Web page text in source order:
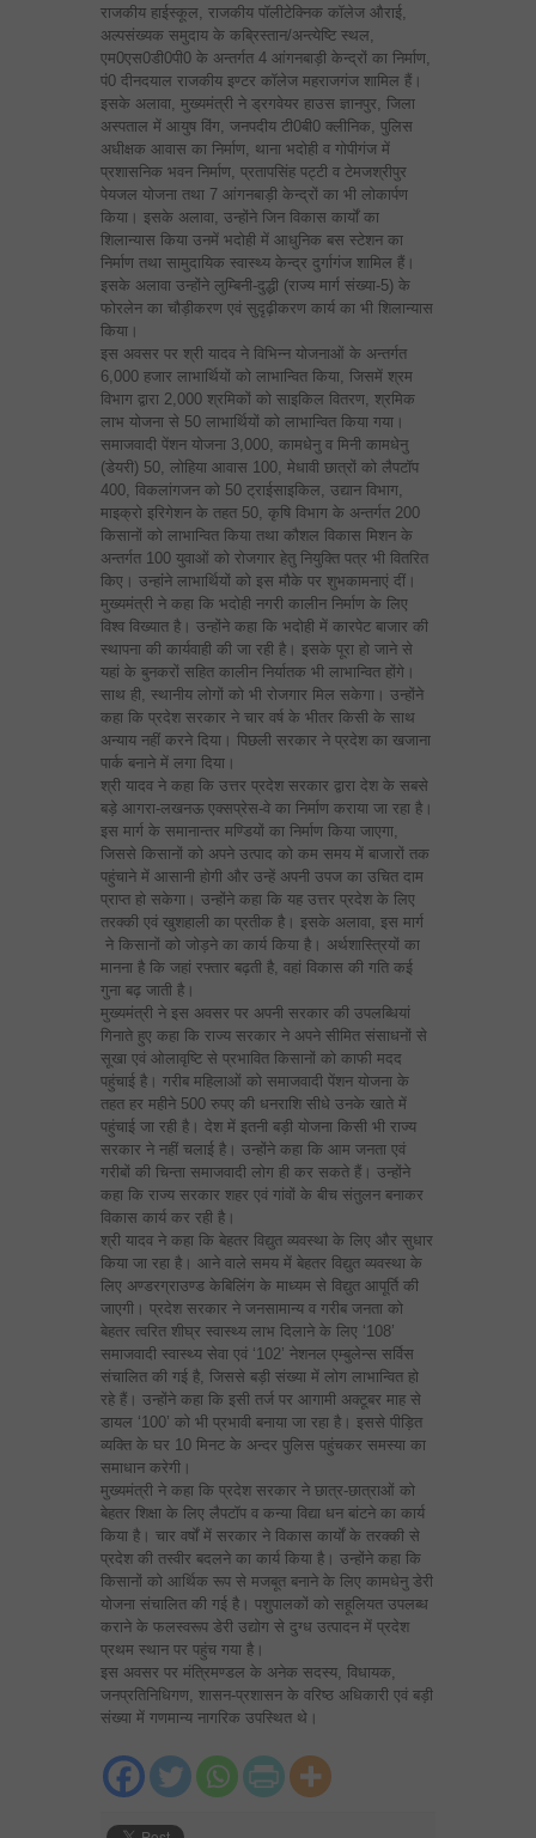
राजकीय हाईस्कूल, राजकीय पॉलीटेक्निक कॉलेज औराई,
अल्पसंख्यक समुदाय के कब्रिस्तान/अन्त्येष्टि स्थल,
एम0एस0डी0पी0 के अन्तर्गत 4 आंगनबाड़ी केन्द्रों का निर्माण,
पं0 दीनदयाल राजकीय इण्टर कॉलेज महराजगंज शामिल हैं।
इसके अलावा, मुख्यमंत्री ने ड्रगवेयर हाउस ज्ञानपुर, जिला
अस्पताल में आयुष विंग, जनपदीय टी0बी0 क्लीनिक, पुलिस
अधीक्षक आवास का निर्माण, थाना भदोही व गोपीगंज में
प्रशासनिक भवन निर्माण, प्रतापसिंह पट्टी व टेमजश्रीपुर
पेयजल योजना तथा 7 आंगनबाड़ी केन्द्रों का भी लोकार्पण
किया। इसके अलावा, उन्होंने जिन विकास कार्यों का
शिलान्यास किया उनमें भदोही में आधुनिक बस स्टेशन का
निर्माण तथा सामुदायिक स्वास्थ्य केन्द्र दुर्गागंज शामिल हैं।
इसके अलावा उन्होंने लुम्बिनी-दुद्धी (राज्य मार्ग संख्या-5) के
फोरलेन का चौड़ीकरण एवं सुदृढ़ीकरण कार्य का भी शिलान्यास
किया।
इस अवसर पर श्री यादव ने विभिन्न योजनाओं के अन्तर्गत
6,000 हजार लाभार्थियों को लाभान्वित किया, जिसमें श्रम
विभाग द्वारा 2,000 श्रमिकों को साइकिल वितरण, श्रमिक
लाभ योजना से 50 लाभार्थियों को लाभान्वित किया गया।
समाजवादी पेंशन योजना 3,000, कामधेनु व मिनी कामधेनु
(डेयरी) 50, लोहिया आवास 100, मेधावी छात्रों को लैपटॉप
400, विकलांगजन को 50 ट्राईसाइकिल, उद्यान विभाग,
माइक्रो इरिगेशन के तहत 50, कृषि विभाग के अन्तर्गत 200
किसानों को लाभान्वित किया तथा कौशल विकास मिशन के
अन्तर्गत 100 युवाओं को रोजगार हेतु नियुक्ति पत्र भी वितरित
किए। उन्हांंने लाभार्थियों को इस मौके पर शुभकामनाएं दीं।
मुख्यमंत्री ने कहा कि भदोही नगरी कालीन निर्माण के लिए
विश्व विख्यात है। उन्होंने कहा कि भदोही में कारपेट बाजार की
स्थापना की कार्यवाही की जा रही है। इसके पूरा हो जाने से
यहां के बुनकरों सहित कालीन निर्यातक भी लाभान्वित होंगे।
साथ ही, स्थानीय लोगों को भी रोजगार मिल सकेगा। उन्होंने
कहा कि प्रदेश सरकार ने चार वर्ष के भीतर किसी के साथ
अन्याय नहीं करने दिया। पिछली सरकार ने प्रदेश का खजाना
पार्क बनाने में लगा दिया।
श्री यादव ने कहा कि उत्तर प्रदेश सरकार द्वारा देश के सबसे
बड़े आगरा-लखनऊ एक्सप्रेस-वे का निर्माण कराया जा रहा है।
इस मार्ग के समानान्तर मण्डियों का निर्माण किया जाएगा,
जिससे किसानों को अपने उत्पाद को कम समय में बाजारों तक
पहुंचाने में आसानी होगी और उन्हें अपनी उपज का उचित दाम
प्राप्त हो सकेगा। उन्होंने कहा कि यह उत्तर प्रदेश के लिए
तरक्की एवं खुशहाली का प्रतीक है। इसके अलावा, इस मार्ग
ने किसानों को जोड़ने का कार्य किया है। अर्थशास्त्रियों का
मानना है कि जहां रफ्तार बढ़ती है, वहां विकास की गति कई
गुना बढ़ जाती है।
मुख्यमंत्री ने इस अवसर पर अपनी सरकार की उपलब्धियां
गिनाते हुए कहा कि राज्य सरकार ने अपने सीमित संसाधनों से
सूखा एवं ओलावृष्टि से प्रभावित किसानों को काफी मदद
पहुंचाई है। गरीब महिलाओं को समाजवादी पेंशन योजना के
तहत हर महीने 500 रुपए की धनराशि सीधे उनके खाते में
पहुंचाई जा रही है। देश में इतनी बड़ी योजना किसी भी राज्य
सरकार ने नहीं चलाई है। उन्होंने कहा कि आम जनता एवं
गरीबों की चिन्ता समाजवादी लोग ही कर सकते हैं। उन्होंने
कहा कि राज्य सरकार शहर एवं गांवों के बीच संतुलन बनाकर
विकास कार्य कर रही है।
श्री यादव ने कहा कि बेहतर विद्युत व्यवस्था के लिए और सुधार
किया जा रहा है। आने वाले समय में बेहतर विद्युत व्यवस्था के
लिए अण्डरग्राउण्ड केबिलिंग के माध्यम से विद्युत आपूर्ति की
जाएगी। प्रदेश सरकार ने जनसामान्य व गरीब जनता को
बेहतर त्वरित शीघ्र स्वास्थ्य लाभ दिलाने के लिए ‘108’
समाजवादी स्वास्थ्य सेवा एवं ‘102’ नेशनल एम्बुलेन्स सर्विस
संचालित की गई है, जिससे बड़ी संख्या में लोग लाभान्वित हो
रहे हैं। उन्होंने कहा कि इसी तर्ज पर आगामी अक्टूबर माह से
डायल ‘100’ को भी प्रभावी बनाया जा रहा है। इससे पीड़ित
व्यक्ति के घर 10 मिनट के अन्दर पुलिस पहुंचकर समस्या का
समाधान करेगी।
मुख्यमंत्री ने कहा कि प्रदेश सरकार ने छात्र-छात्राओं को
बेहतर शिक्षा के लिए लैपटॉप व कन्या विद्या धन बांटने का कार्य
किया है। चार वर्षों में सरकार ने विकास कार्यों के तरक्की से
प्रदेश की तस्वीर बदलने का कार्य किया है। उन्होंने कहा कि
किसानों को आर्थिक रूप से मजबूत बनाने के लिए कामधेनु डेरी
योजना संचालित की गई है। पशुपालकों को सहूलियत उपलब्ध
कराने के फलस्वरूप डेरी उद्योग से दुग्ध उत्पादन में प्रदेश
प्रथम स्थान पर पहुंच गया है।
इस अवसर पर मंत्रिमण्डल के अनेक सदस्य, विधायक,
जनप्रतिनिधिगण, शासन-प्रशासन के वरिष्ठ अधिकारी एवं बड़ी
संख्या में गणमान्य नागरिक उपस्थित थे।